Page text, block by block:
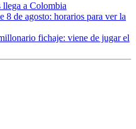
llega a Colombia
8 de agosto: horarios para ver la
fichaje: viene de jugar el